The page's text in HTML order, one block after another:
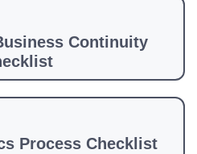
Continuity
Process Checklist